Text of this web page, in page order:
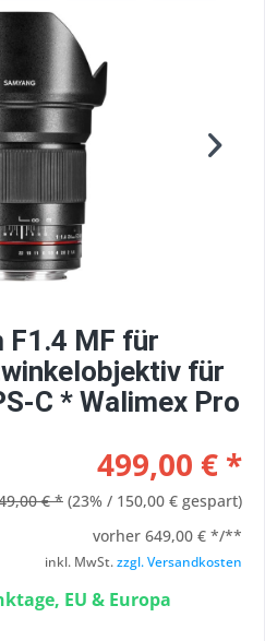
F1.4 MF für
für
C * Walimex Pro
499,00 € *
€ * (23% / 150,00 € gespart)
vorher 649,00 € */**
inkl. MwSt.zzgl. Versandkosten
EU & Europa